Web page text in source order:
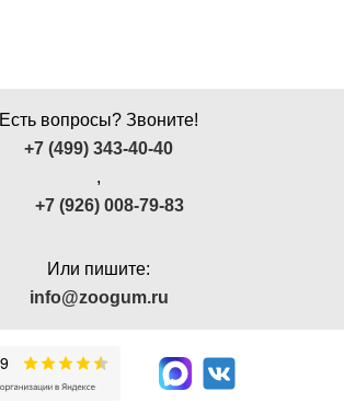
Есть вопросы? Звоните!
+7 (499) 343-40-40
,
+7 (926) 008-79-83
Или пишите:
info@zoogum.ru